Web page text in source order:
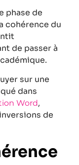
phase de
cohérence du
de passer à
sur une
dans
Word,
de